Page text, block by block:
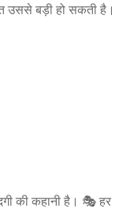
बड़ी हो सकती है।
की कहानी है। 🎭 हर